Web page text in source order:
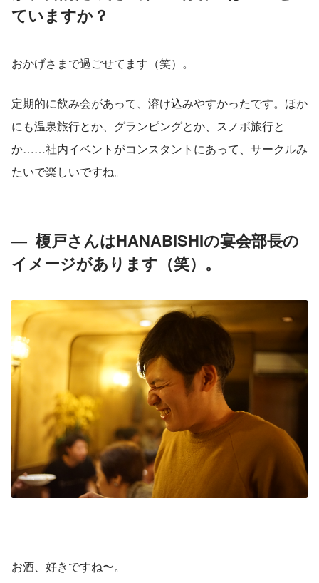
ていますか？
おかげさまで過ごせてます（笑）。
定期的に飲み会があって、溶け込みやすかったです。ほか
にも温泉旅行とか、グランピングとか、スノボ旅行と
か……社内イベントがコンスタントにあって、サークルみ
たいで楽しいですね。
—  榎戸さんはHANABISHIの宴会部長の
イメージがあります（笑）。
お酒、好きですね〜。